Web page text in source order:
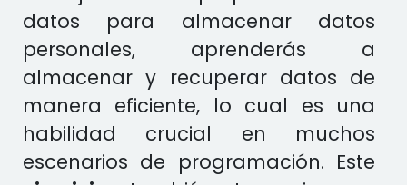
datos para almacenar datos
personales, aprenderás a
almacenar y recuperar datos de
manera eficiente, lo cual es una
habilidad crucial en muchos
escenarios de programación. Este